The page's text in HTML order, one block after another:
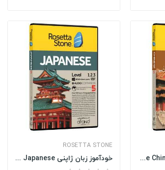
خودآموز زبان چینی Rosetta Stone Chinese
ROSETTA STONE
خودآموز زبان ژاپنی Rosetta Stone Japanese